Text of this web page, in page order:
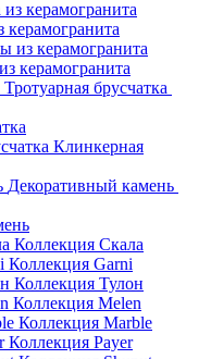
керамогранита
керамогранита
Тротуарная брусчатка
Клинкерная
Декоративный камень
Коллекция Скала
Коллекция Garni
Коллекция Тулон
Коллекция Melen
Коллекция Marble
Коллекция Payer